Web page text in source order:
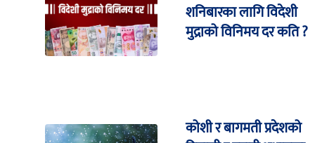
शनिबारका लागि विदेशी
मुद्राको विनिमय दर कति ?
कोशी र बागमती प्रदेशको